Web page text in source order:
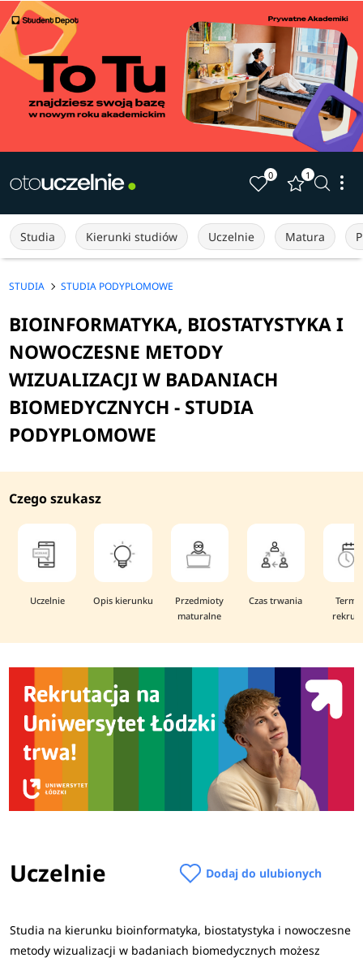
0 1
Studia Kierunki studiów Uczelnie Matura
STUDIA STUDIA PODYPLOMOWE
BIOINFORMATYKA, BIOSTATYSTYKA I
NOWOCZESNE METODY
WIZUALIZACJI W BADA​​NIACH
BIOMEDYCZNYCH - STUDIA
PODYPLOMOWE
Czego szukasz
Uczelnie Opis kierunku
Przedmioty
maturalne
Czas trwania
Uczelnie Dodaj do ulubionych
Studia na kierunku bioinformatyka, biostatystyka i nowoczesne
metody wizualizacji w bada​​niach biomedycznych możesz